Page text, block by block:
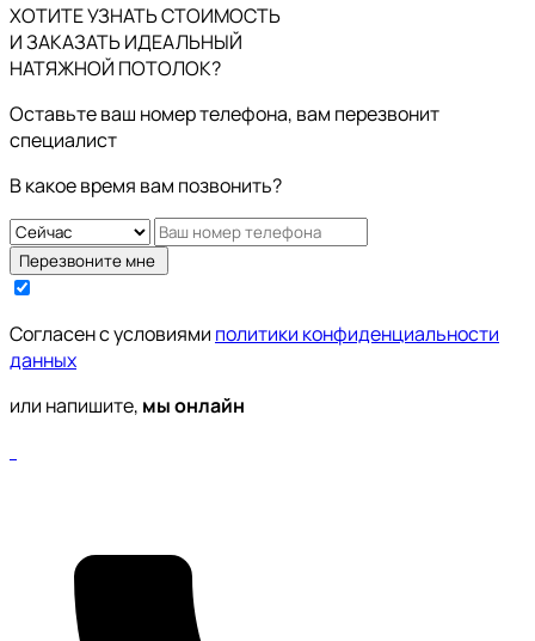
ХОТИТЕ УЗНАТЬ СТОИМОСТЬ
И ЗАКАЗАТЬ ИДЕАЛЬНЫЙ
НАТЯЖНОЙ ПОТОЛОК?
Оставьте ваш номер телефона, вам перезвонит
специалист
В какое время вам позвонить?
Перезвоните мне
Cогласен с условиями политики конфиденциальности
данных
или напишите, мы онлайн